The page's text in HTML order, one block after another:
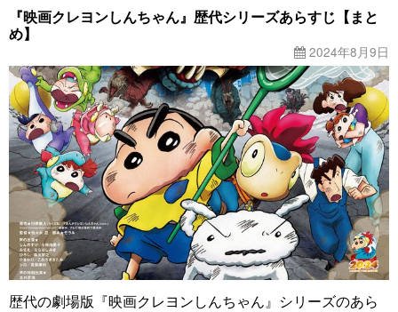
『映画クレヨンしんちゃん』歴代シリーズあらすじ【まと
め】
2024年8月9日
歴代の劇場版『映画クレヨンしんちゃん』シリーズのあら